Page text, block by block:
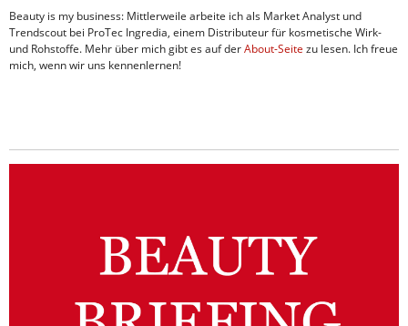
Beauty is my business: Mittlerweile arbeite ich als Market Analyst und
Trendscout bei ProTec Ingredia, einem Distributeur für kosmetische Wirk-
und Rohstoffe. Mehr über mich gibt es auf derAbout-Seite zu lesen. Ich freue
mich, wenn wir uns kennenlernen!